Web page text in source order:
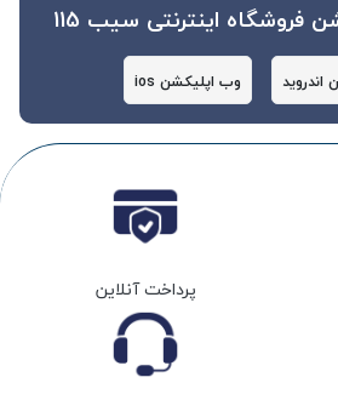
اینترنتی سیب 115
وب اپلیکشن ios
پرداخت آنلاین